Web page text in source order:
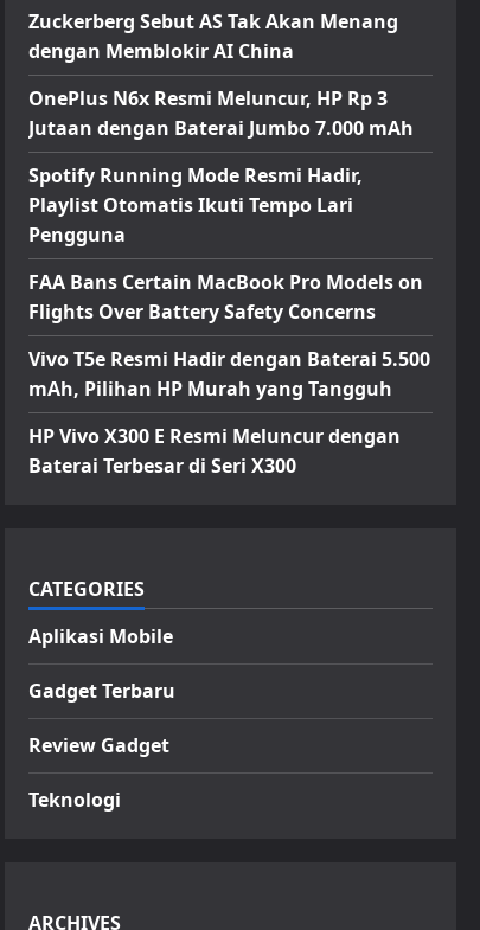
Zuckerberg Sebut AS Tak Akan Menang
dengan Memblokir AI China
OnePlus N6x Resmi Meluncur, HP Rp 3
Jutaan dengan Baterai Jumbo 7.000 mAh
Spotify Running Mode Resmi Hadir,
Playlist Otomatis Ikuti Tempo Lari
Pengguna
FAA Bans Certain MacBook Pro Models on
Flights Over Battery Safety Concerns
Vivo T5e Resmi Hadir dengan Baterai 5.500
mAh, Pilihan HP Murah yang Tangguh
HP Vivo X300 E Resmi Meluncur dengan
Baterai Terbesar di Seri X300
CATEGORIES
Aplikasi Mobile
Gadget Terbaru
Review Gadget
Teknologi
ARCHIVES